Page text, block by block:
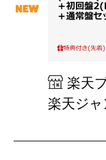
楽天
楽天ジャ